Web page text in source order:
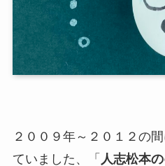
２００９年～２０１２の
ていました、「 人志松本